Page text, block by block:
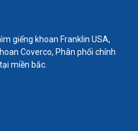
giếng khoan Franklin USA,
Coverco, Phân phối chính
miền bắc.